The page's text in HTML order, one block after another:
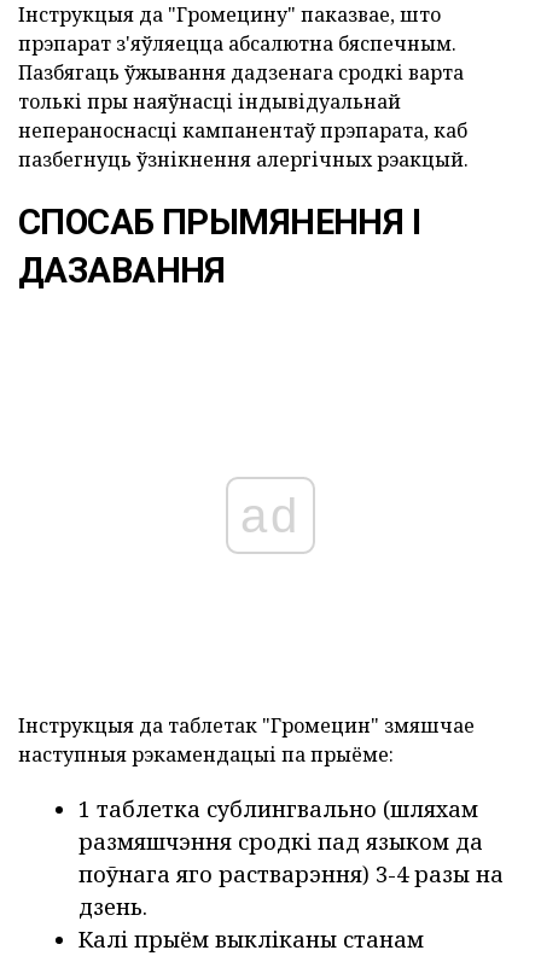
Інструкцыя да "Громецину" паказвае, што
прэпарат з'яўляецца абсалютна бяспечным.
Пазбягаць ўжывання дадзенага сродкі варта
толькі пры наяўнасці індывідуальнай
непераноснасці кампанентаў прэпарата, каб
пазбегнуць ўзнікнення алергічных рэакцый.
СПОСАБ ПРЫМЯНЕННЯ І
ДАЗАВАННЯ
ad
Інструкцыя да таблетак "Громецин" змяшчае
наступныя рэкамендацыі па прыёме:
1 таблетка сублингвально (шляхам
размяшчэння сродкі пад языком да
поўнага яго растварэння) 3-4 разы на
дзень.
Калі прыём выкліканы станам